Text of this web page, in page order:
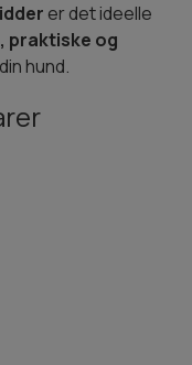
er det ideelle
praktiske og
hund.